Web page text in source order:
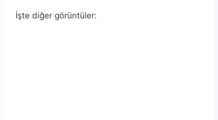
İşte diğer görüntüler: